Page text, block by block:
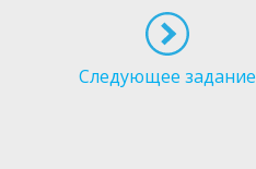
Следующее задание